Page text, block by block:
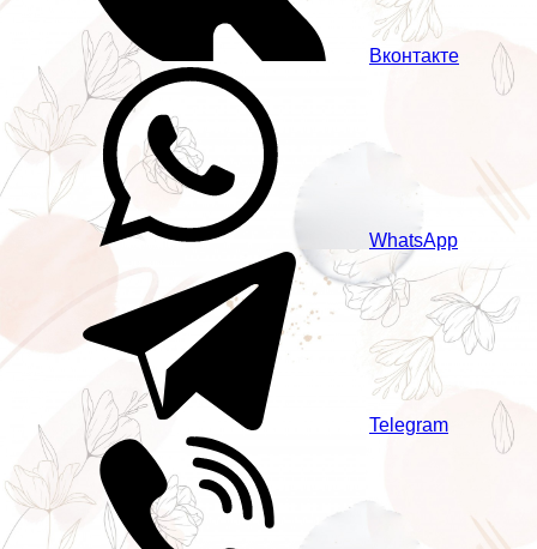
Вконтакте
WhatsApp
Telegram